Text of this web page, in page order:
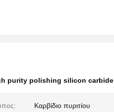
purity polishing silicon carbide
Καρβίδιο πυριτίου